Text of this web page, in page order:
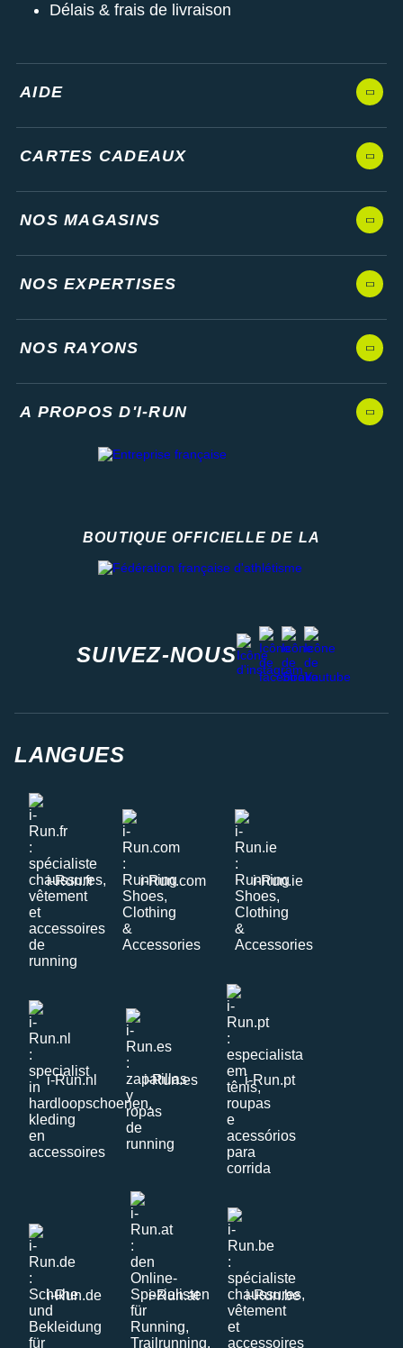
Délais & frais de livraison
AIDE
CARTES CADEAUX
NOS MAGASINS
NOS EXPERTISES
NOS RAYONS
A PROPOS D'I-RUN
BOUTIQUE OFFICIELLE DE LA
SUIVEZ-NOUS
instagram
facebook
stravayoutube
LANGUES
i-Run.fr i-Run.com i-Run.ie
i-Run.nl i-Run.es i-Run.pt
i-Run.de i-Run.at i-Run.be